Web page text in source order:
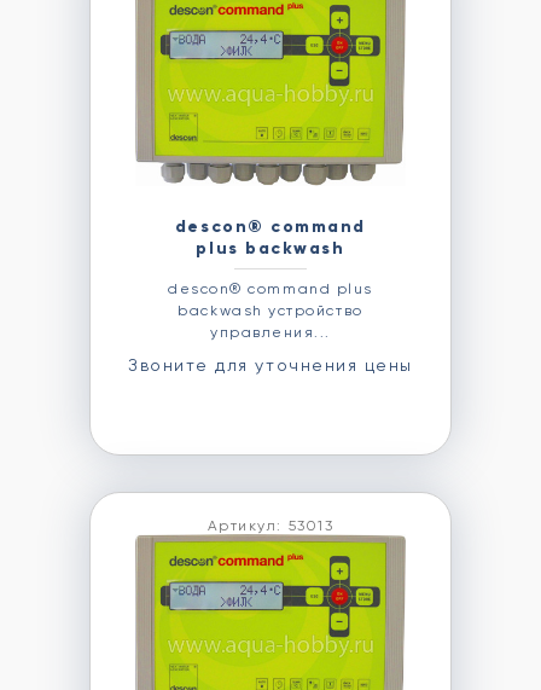
descon® command
plus backwash
descon® command plus
backwash устройство
управления...
Звоните для уточнения цены
Артикул: 53013